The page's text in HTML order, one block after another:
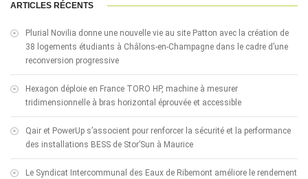
ARTICLES RÉCENTS
Plurial Novilia donne une nouvelle vie au site Patton avec la création de
38 logements étudiants à Châlons-en-Champagne dans le cadre d’une
reconversion progressive
Hexagon déploie en France TORO HP, machine à mesurer
tridimensionnelle à bras horizontal éprouvée et accessible
Qair et PowerUp s’associent pour renforcer la sécurité et la performance
des installations BESS de Stor’Sun à Maurice
Le Syndicat Intercommunal des Eaux de Ribemont améliore le rendement